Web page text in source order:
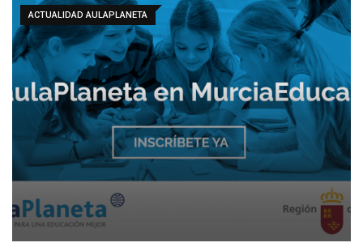
ACTUALIDAD AULAPLANETA